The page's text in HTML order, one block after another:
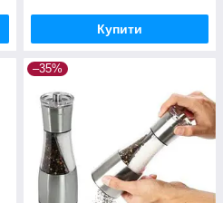
Купити
–35%